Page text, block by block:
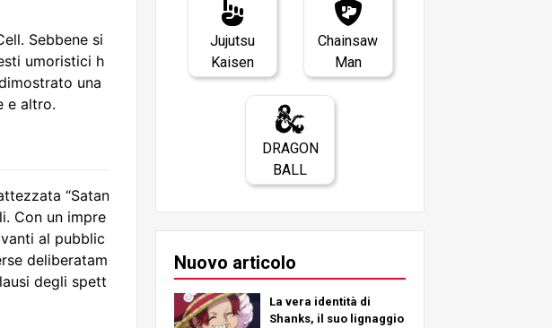
Sebbene si
umoristici h
una
e altro.
“Satan
Con un impre
al pubblic
deliberatam
degli spett
Jujutsu
Kaisen
Chainsaw
Man
DRAGON
BALL
Nuovo articolo
La vera identità di
Shanks, il suo lignaggio